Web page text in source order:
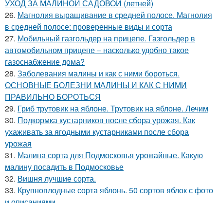
УХОД ЗА МАЛИНОЙ САДОВОЙ (летней)
26. Магнолия выращивание в средней полосе. Магнолия
в средней полосе: проверенные виды и сорта
27. Мобильный газгольдер на прицепе. Газгольдер в
автомобильном прицепе – насколько удобно такое
газоснабжение дома?
28. Заболевания малины и как с ними бороться.
ОСНОВНЫЕ БОЛЕЗНИ МАЛИНЫ И КАК С НИМИ
ПРАВИЛЬНО БОРОТЬСЯ
29. Гриб трутовик на яблоне. Трутовик на яблоне. Лечим
30. Подкормка кустарников после сбора урожая. Как
ухаживать за ягодными кустарниками после сбора
урожая
31. Малина сорта для Подмосковья урожайные. Какую
малину посадить в Подмосковье
32. Вишня лучшие сорта.
33. Крупноплодные сорта яблонь. 50 сортов яблок с фото